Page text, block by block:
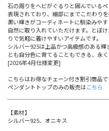
石の周りをヘビがぐるりと囲んでいる
表現されており、細部にまでこだわり
黒い輝きがコーディネートに馴染みや
自然に取り入れていただけます。とぼ
りで気軽に着けやすいアイテムです。
シルバー925は上品かつ高級感のある
とも自分色に育てることもできる、永
[2026年4月仕様変更]
こちらはお得なチェーン付き割引商品で
ペンダントトップのみの販売はこちら
【素材】
シルバー925、オニキス